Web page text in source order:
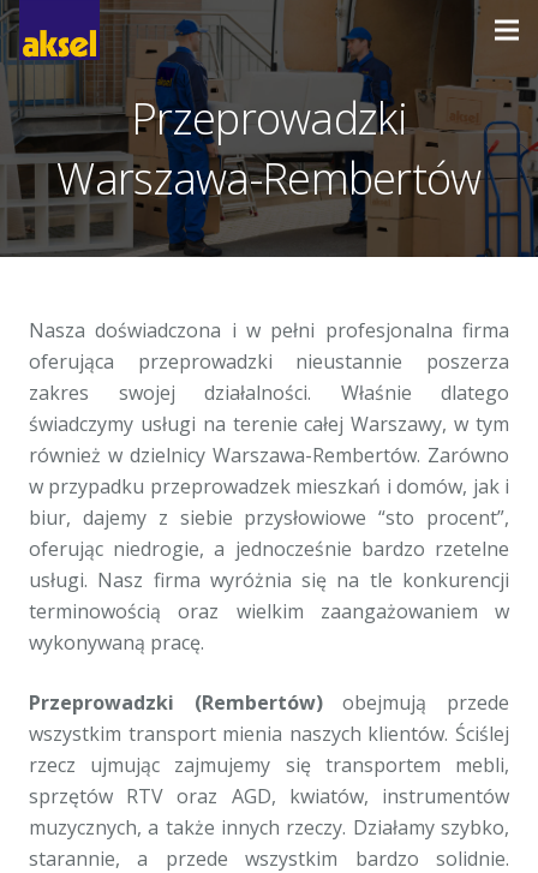
Przeprowadzki
Warszawa-Rembertów
Nasza doświadczona i w pełni profesjonalna firma
oferująca przeprowadzki nieustannie poszerza
zakres swojej działalności. Właśnie dlatego
świadczymy usługi na terenie całej Warszawy, w tym
również w dzielnicy Warszawa-Rembertów. Zarówno
w przypadku przeprowadzek mieszkań i domów, jak i
biur, dajemy z siebie przysłowiowe “sto procent”,
oferując niedrogie, a jednocześnie bardzo rzetelne
usługi. Nasz firma wyróżnia się na tle konkurencji
terminowością oraz wielkim zaangażowaniem w
wykonywaną pracę.
Przeprowadzki (Rembertów)obejmują przede
wszystkim transport mienia naszych klientów. Ściślej
rzecz ujmując zajmujemy się transportem mebli,
sprzętów RTV oraz AGD, kwiatów, instrumentów
muzycznych, a także innych rzeczy. Działamy szybko,
starannie, a przede wszystkim bardzo solidnie.